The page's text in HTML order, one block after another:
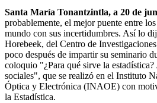
Santa María Tonantzintla, a 20 de
probablemente, el mejor puente entre
mundo con sus incertidumbres. Así lo
Horebeek, del Centro de
poco después de impartir su seminario
coloquio "¿Para qué sirve la
sociales", que se realizó en el Instituto
Óptica y Electrónica (INAOE) con
la Estadística.